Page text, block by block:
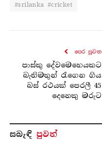
#srilanka #cricket
පෙර පුව​ත
පාස්කු දේවමෙහෙයකට
බැතිමතුන් රැගෙන ගිය
බස් රථයක් පෙරලී 45
දෙනෙකු මරුට
සබැ​ඳි පුවත්